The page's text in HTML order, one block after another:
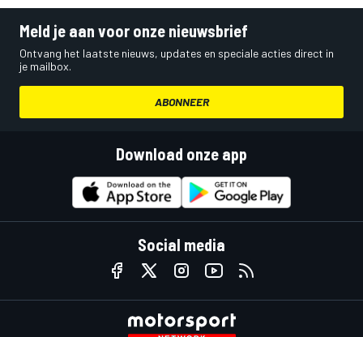
Meld je aan voor onze nieuwsbrief
Ontvang het laatste nieuws, updates en speciale acties direct in
je mailbox.
ABONNEER
Download onze app
Social media